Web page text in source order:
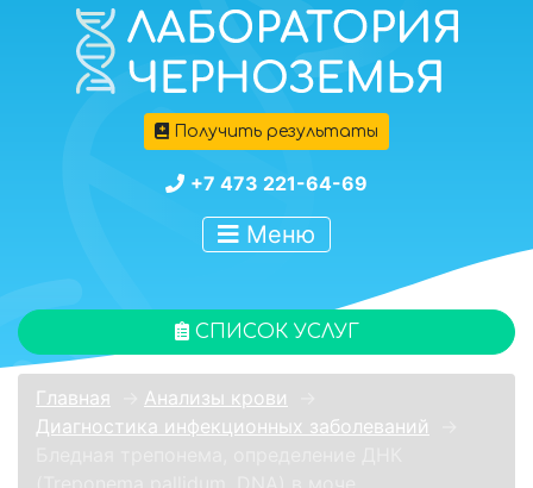
Получить результаты
+7 473 221-64-69
Меню
СПИСОК УСЛУГ
Главная Анализы крови
Диагностика инфекционных заболеваний